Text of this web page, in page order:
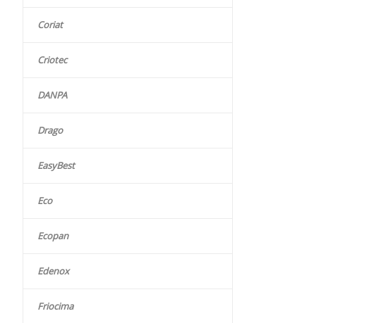
Coriat
Criotec
DANPA
Drago
EasyBest
Eco
Ecopan
Edenox
Friocima